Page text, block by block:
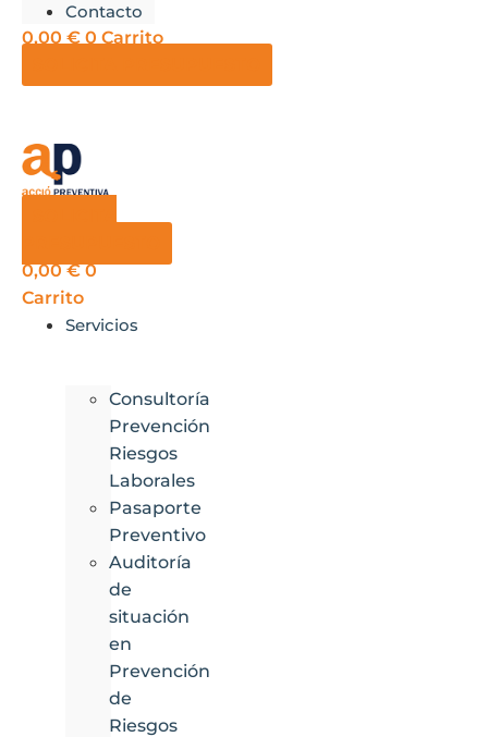
Contacto
0,00 € 0 Carrito
0,00€ 0
Carrito
Servicios
Consultoría
Prevención
Riesgos
Laborales
Pasaporte
Preventivo
Auditoría
de
situación
en
Prevención
de
Riesgos